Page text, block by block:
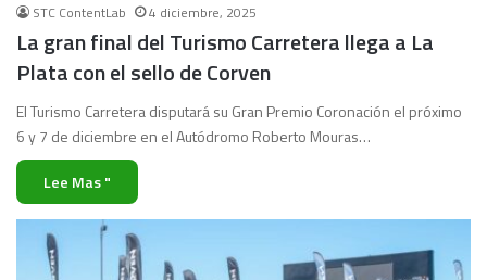
STC ContentLab 4 diciembre, 2025
La gran final del Turismo Carretera llega a La
Plata con el sello de Corven
El Turismo Carretera disputará su Gran Premio Coronación el próximo
6 y 7 de diciembre en el Autódromo Roberto Mouras…
Lee Mas "